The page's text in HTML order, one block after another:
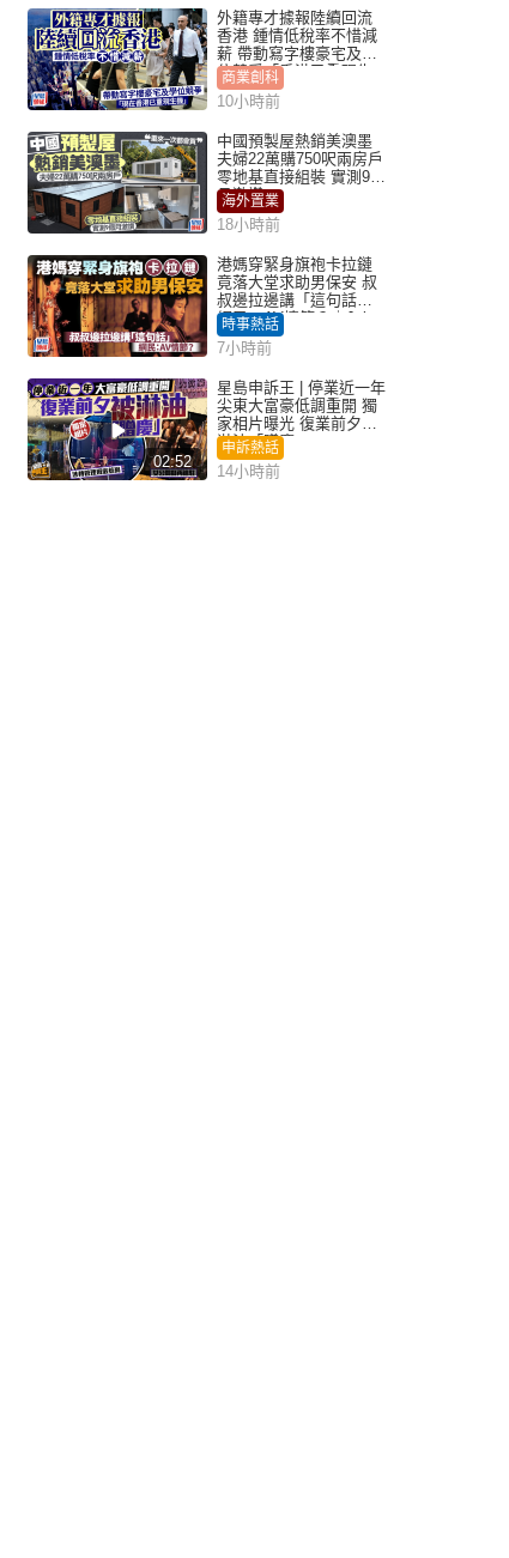
外籍專才據報陸續回流
香港 鍾情低稅率不惜減
薪 帶動寫字樓豪宅及學
位競爭「香港已重現生
機」
商業創科
10小時前
中國預製屋熱銷美澳墨
夫婦22萬購750呎兩房戶
零地基直接組裝 實測9個
月激讚
海外置業
18小時前
港媽穿緊身旗袍卡拉鏈
竟落大堂求助男保安 叔
叔邊拉邊講「這句話」
網民：AV情節？｜Juicy
叮
時事熱話
7小時前
02:52
星島申訴王 | 停業近一年
尖東大富豪低調重開 獨
家相片曝光 復業前夕被
淋油「贈慶」
申訴熱話
14小時前